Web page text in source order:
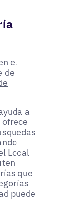
el
de
a
ofrece
Local
que
puede